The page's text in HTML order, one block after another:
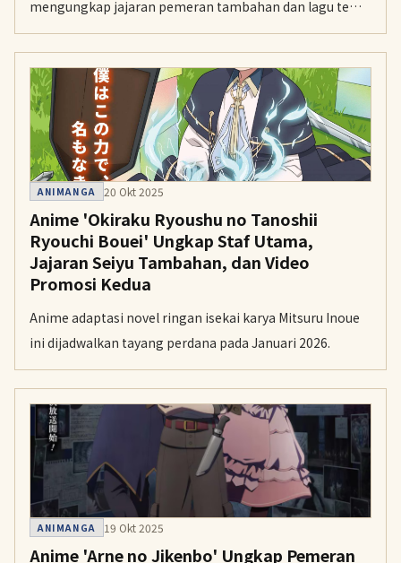
mengungkap jajaran pemeran tambahan dan lagu tema
yang akan dibawakan oleh HoneyWorks.
ANIMANGA 20 Okt 2025
Anime 'Okiraku Ryoushu no Tanoshii
Ryouchi Bouei' Ungkap Staf Utama,
Jajaran Seiyu Tambahan, dan Video
Promosi Kedua
Anime adaptasi novel ringan isekai karya Mitsuru Inoue
ini dijadwalkan tayang perdana pada Januari 2026.
ANIMANGA 19 Okt 2025
Anime 'Arne no Jikenbo' Ungkap Pemeran